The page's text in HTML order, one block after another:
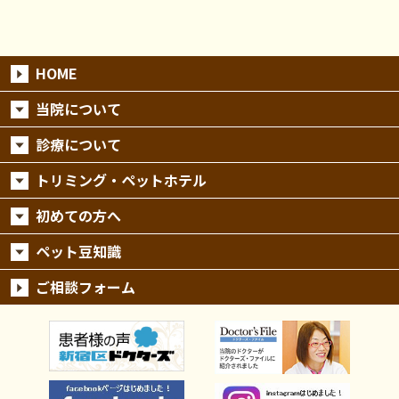
HOME
当院について
診療について
トリミング・ペットホテル
初めての方へ
ペット豆知識
ご相談フォーム